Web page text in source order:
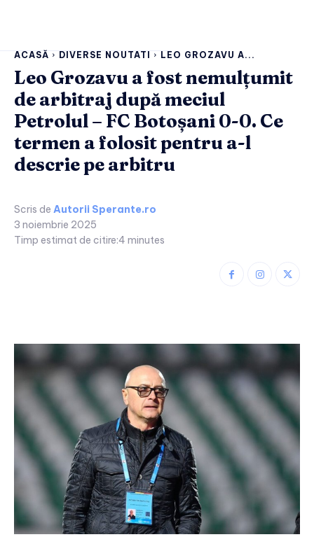
ACASĂ DIVERSE NOUTATI LEO GROZAVU A...
Leo Grozavu a fost nemulțumit
de arbitraj după meciul
Petrolul – FC Botoșani 0-0. Ce
termen a folosit pentru a-l
descrie pe arbitru
Scris de Autorii Sperante.ro
3 noiembrie 2025
Timp estimat de citire:4 minutes